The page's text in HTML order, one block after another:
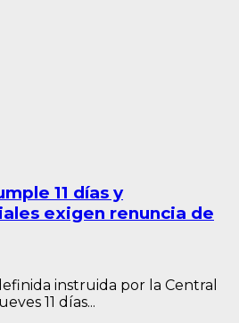
11 días y
exigen renuncia de
instruida por la Central
11 días...